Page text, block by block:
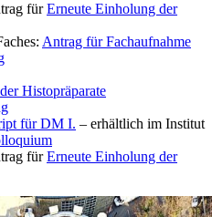
fürErneute Einholung der
Antrag für Fachaufnahme
Histopräparate
für DM I. – erhältlich im Institut
fürErneute Einholung der